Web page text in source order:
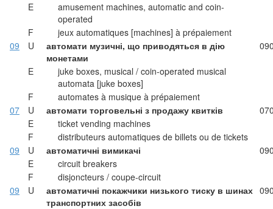
E
amusement machines, automatic and coin-
operated
F
jeux automatiques [machines] à prépaiement
09
U
автомати музичні, що приводяться в дію
монетами
E
juke boxes, musical / coin-operated musical
automata [juke boxes]
F
automates à musique à prépaiement
07
U автомати торговельні з продажу квитків
E
ticket vending machines
F
distributeurs automatiques de billets ou de tickets
09
U автоматичні вимикачі
E
circuit breakers
F
disjoncteurs / coupe-circuit
09
U
автоматичні покажчики низького тиску в шинах
транспортних засобів